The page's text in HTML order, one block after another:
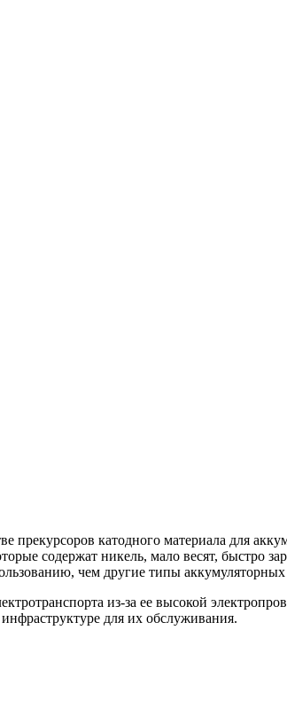
катодного материала для
содержат никель, мало весят, быстро
чем другие типы аккумуляторных
из-за ее высокой
для их обслуживания.